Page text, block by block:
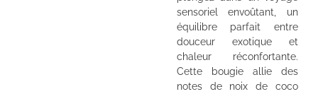
sensoriel envoûtant, un
équilibre parfait entre
douceur exotique et
chaleur réconfortante.
Cette bougie allie des
notes de noix de coco